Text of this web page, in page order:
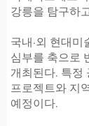
강릉을 탐구하
국내·외 현대
심부를 축으로
개최된다. 특정
프로젝트와 지
예정이다.